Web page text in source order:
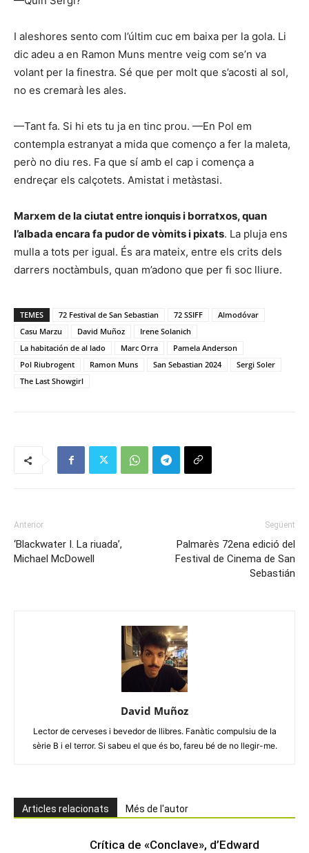
I aleshores sento com l’últim cuc em baixa per la gola. Li
dic adeu a en Ramon Muns mentre veig com se’n va
volant per la finestra. Sé que per molt que s’acosti al sol,
no es cremarà les ales.
—Tant fa. Si hi ets tu ja en tinc prou. —En Pol em
contempla estranyat a mida que començo a fer la maleta,
però no diu res. Fa que sí amb el cap i comença a
endreçar els calçotets. Amistat i metàstasi.
Marxem de la ciutat entre ionquis i borratxos, quan
l’albada encara fa pudor de vòmits i pixats. La pluja ens
mulla a tots per igual. És ara mateix, entre els crits dels
darrers noctàmbuls, quan m’adono que per fi soc lliure.
TEMES 72 Festival de San Sebastian 72 SSIFF
Almodóvar
Casu Marzu
David Muñoz
Irene Solanich
La habitación de al lado
Marc Orra
Pamela Anderson
Pol Riubrogent
Ramon Muns San Sebastian 2024
Sergi Soler
The Last Showgirl
Anterior
‘Blackwater I. La riuada’,
Michael McDowell
Següent
Palmarès 72ena edició del
Festival de Cinema de San
Sebastián
David Muñoz
Lector de cerveses i bevedor de llibres. Fanàtic compulsiu de la
sèrie B i el terror. Si sabeu el que és bo, fareu bé de no llegir-me.
Articles relacionats Més de l'autor
Crítica de «Conclave», d’Edward